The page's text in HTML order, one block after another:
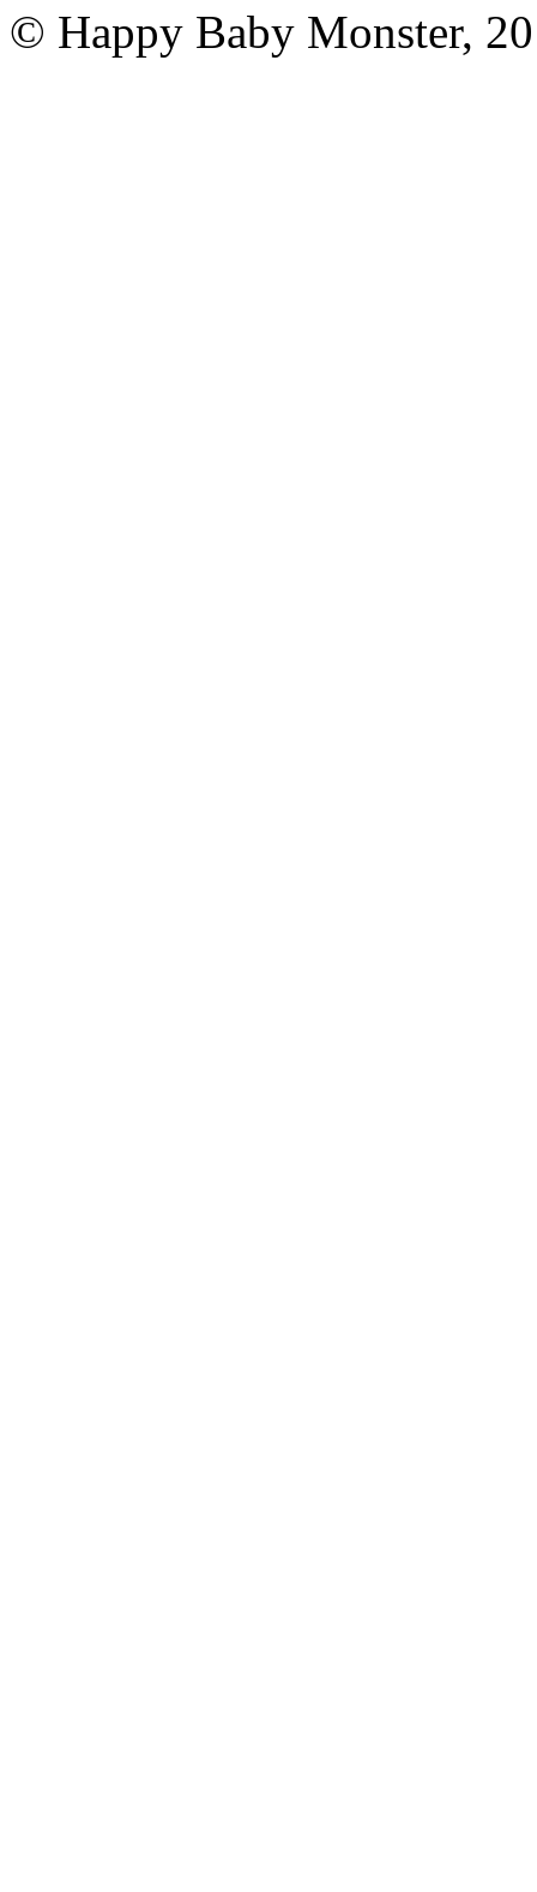
© Happy Baby Monster,